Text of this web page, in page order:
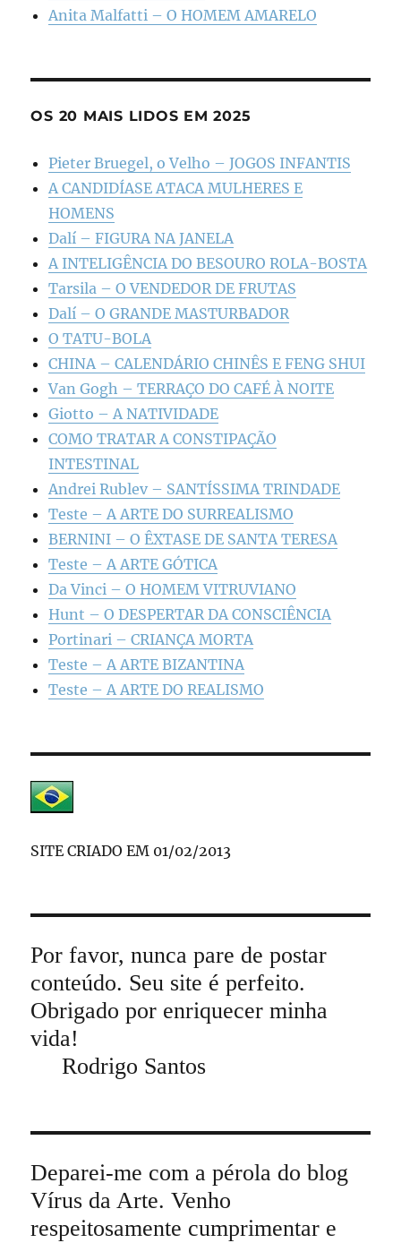
Anita Malfatti – O HOMEM AMARELO
OS 20 MAIS LIDOS EM 2025
Pieter Bruegel, o Velho – JOGOS INFANTIS
A CANDIDÍASE ATACA MULHERES E
HOMENS
Dalí – FIGURA NA JANELA
A INTELIGÊNCIA DO BESOURO ROLA-BOSTA
Tarsila – O VENDEDOR DE FRUTAS
Dalí – O GRANDE MASTURBADOR
O TATU-BOLA
CHINA – CALENDÁRIO CHINÊS E FENG SHUI
Van Gogh – TERRAÇO DO CAFÉ À NOITE
Giotto – A NATIVIDADE
COMO TRATAR A CONSTIPAÇÃO
INTESTINAL
Andrei Rublev – SANTÍSSIMA TRINDADE
Teste – A ARTE DO SURREALISMO
BERNINI – O ÊXTASE DE SANTA TERESA
Teste – A ARTE GÓTICA
Da Vinci – O HOMEM VITRUVIANO
Hunt – O DESPERTAR DA CONSCIÊNCIA
Portinari – CRIANÇA MORTA
Teste – A ARTE BIZANTINA
Teste – A ARTE DO REALISMO
SITE CRIADO EM 01/02/2013
Por favor, nunca pare de postar
conteúdo. Seu site é perfeito.
Obrigado por enriquecer minha
vida!
Rodrigo Santos
Deparei-me com a pérola do blog
Vírus da Arte. Venho
respeitosamente cumprimentar e